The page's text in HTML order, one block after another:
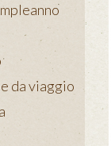
da viaggio